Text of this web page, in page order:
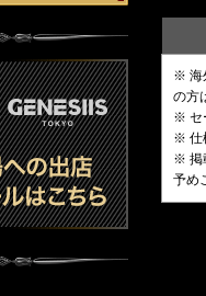
※ 海
の方
※ セ
※ 仕
※ 掲
予め